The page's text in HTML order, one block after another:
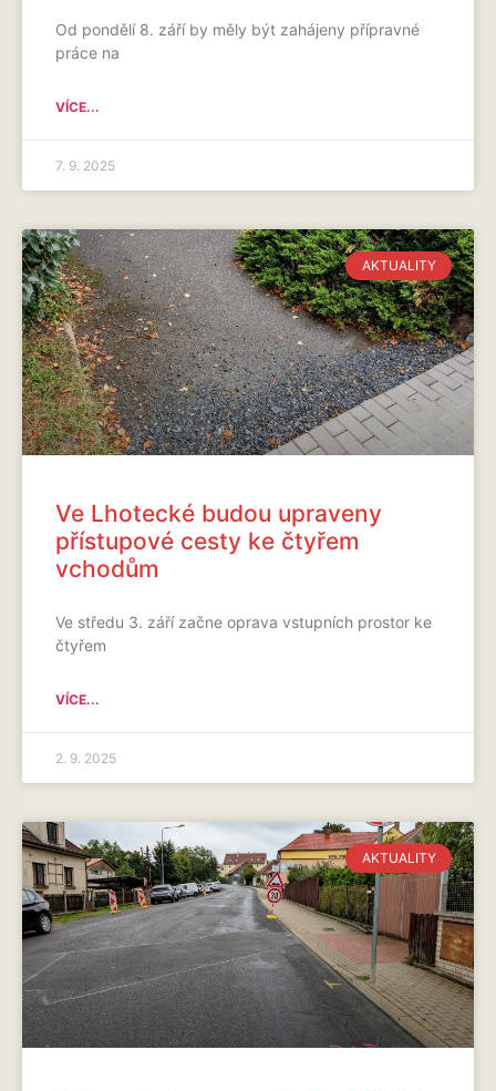
Od pondělí 8. září by měly být zahájeny přípravné
práce na
VÍCE...
7. 9. 2025
AKTUALITY
Ve Lhotecké budou upraveny
přístupové cesty ke čtyřem
vchodům
Ve středu 3. září začne oprava vstupních prostor ke
čtyřem
VÍCE...
2. 9. 2025
AKTUALITY